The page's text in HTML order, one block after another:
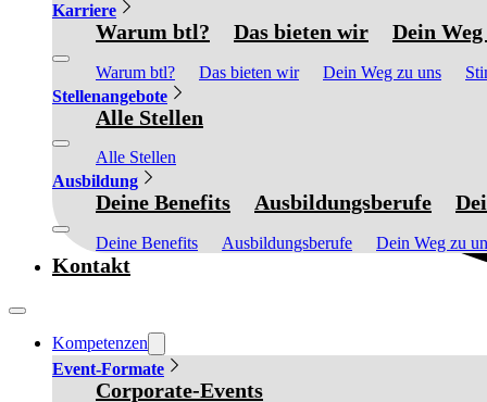
Karriere
Warum btl? Das bieten wir Dein
Warum btl? Das bieten wir Dein Weg zu uns
Stellenangebote
Alle Stellen
Alle Stellen
Ausbildung
Deine Benefits Ausbildungsberufe
Deine Benefits Ausbildungsberufe Dein Weg zu
Kontakt
Kompetenzen
Event-Formate
Corporate-Events